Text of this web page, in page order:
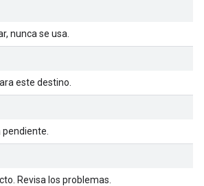
nunca se usa.
este destino.
Revisa los problemas.